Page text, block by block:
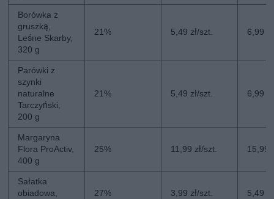
Borówka z
gruszką,
Leśne Skarby,
320 g
21% 5,49 zł/szt. 6,99
Parówki z
szynki
naturalne
Tarczyński,
200 g
21% 5,49 zł/szt. 6,99
Margaryna
Flora ProActiv,
400 g
25% 11,99 zł/szt. 15,99
Sałatka
obiadowa,
27% 3,99 zł/szt. 5,49